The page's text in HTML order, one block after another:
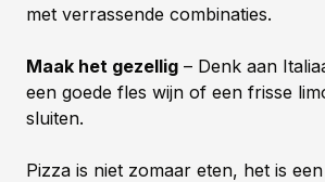
met verrassende combinaties.
Maak het gezellig – Denk aan
een goede fles wijn of een frisse
sluiten.
Pizza is niet zomaar eten, het is